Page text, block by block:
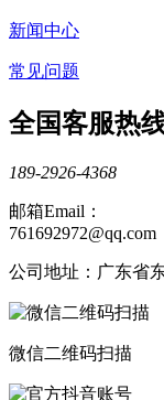
新闻中心
常见问题
全国客服热
189-2926-4368
邮箱Email：
761692972@qq.com
公司地址：广东省
微信二维码扫描